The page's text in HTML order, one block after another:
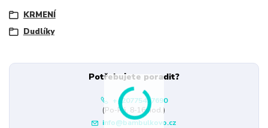
KRMENÍ
Dudlíky
Potřebujete poradit?
+420775437690
(Po-Pá, 8-16 hod.)
info@bambulkovo.cz